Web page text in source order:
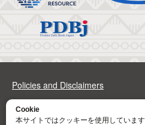
Policies and Disclaimers
FAQs
Cookie
本サイトではクッキーを使用していま